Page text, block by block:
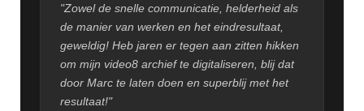
"Zowel de snelle communicatie, helderheid als
de manier van werken en het eindresultaat,
geweldig! Heb jaren er tegen aan zitten hikken
om mijn video8 archief te digitaliseren, blij dat
door Marc te laten doen en superblij met het
resultaat!"